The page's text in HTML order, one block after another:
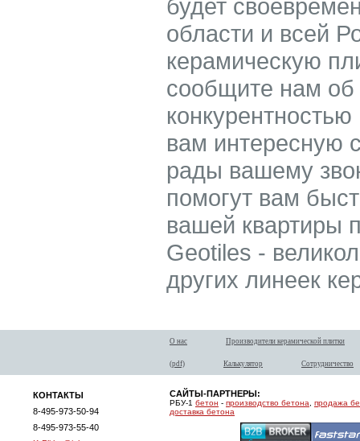
будет
области и всей
керамическую
сообщите нам
вам интересную
рады вашему
помогут вам
вашей квартиры
Geotiles -
других линеек
О нас Производители керамической плитки
(pdf) Калькулятор Сотрудничество
КОНТАКТЫ
8-495-973-50-94
8-495-973-55-40
САЙТЫ-ПАРТНЕРЫ:
РБУ-1 бетон - производство бетона
продажа
доставка бетона